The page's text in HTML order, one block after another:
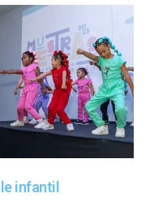
infantil